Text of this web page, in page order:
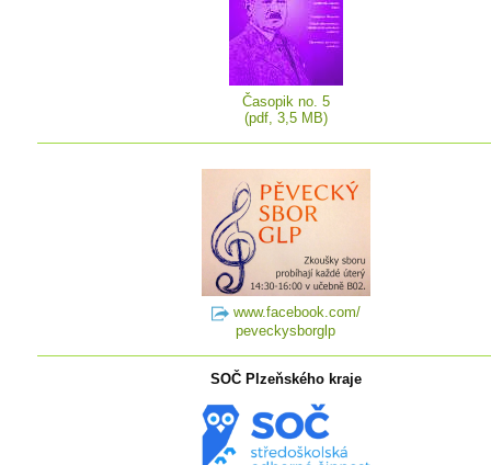
Časopik no. 5
(pdf, 3,5 MB)
www.facebook.com/
peveckysborglp
SOČ Plzeňského kraje